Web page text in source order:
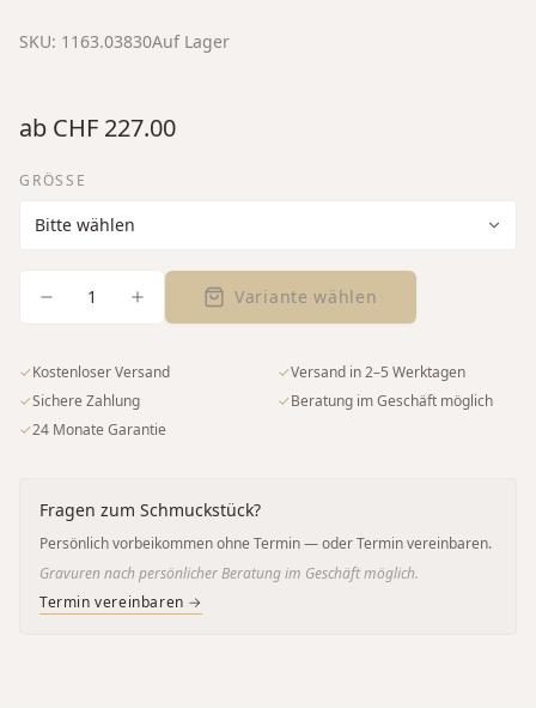
SKU: 1163.03830Auf Lager
ab CHF 227.00
GRÖSSE
1 Variante wählen
✓Kostenloser Versand ✓Versand in 2–5 Werktagen
✓Sichere Zahlung ✓Beratung im Geschäft möglich
✓24 Monate Garantie
Fragen zum Schmuckstück?
Persönlich vorbeikommen ohne Termin — oder Termin vereinbaren.
Gravuren nach persönlicher Beratung im Geschäft möglich.
Termin vereinbaren →